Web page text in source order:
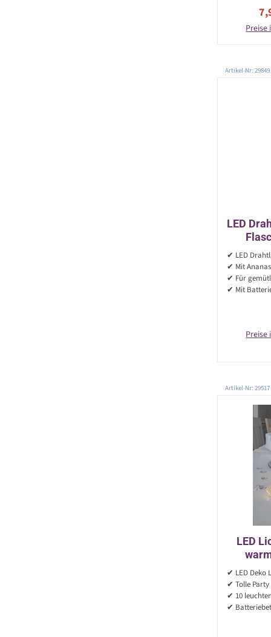
Preise
Artikel-Nr: 29849
LED
✔ LED
✔ Mit
✔ Für
✔ Mit
Preise
Artikel-Nr: 29517
LED
✔ LED Deko
✔ Tolle Party
✔ 10
✔